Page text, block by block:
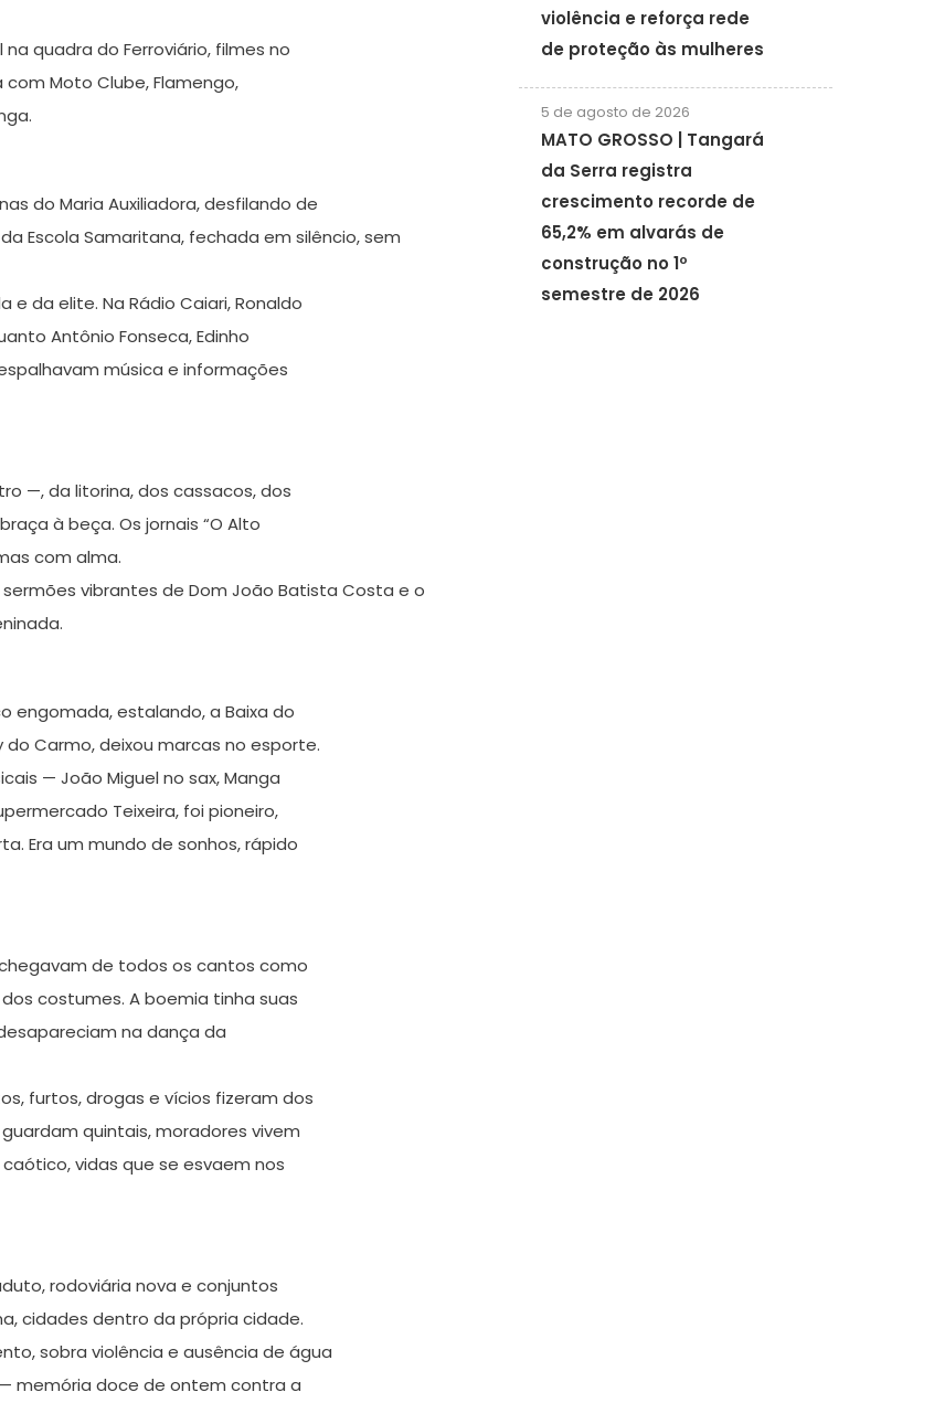
quadra do Ferroviário, filmes no
com Moto Clube, Flamengo,
do Maria Auxiliadora, desfilando de
Escola Samaritana, fechada em silêncio, sem
da elite. Na Rádio Caiari, Ronaldo
Antônio Fonseca, Edinho
música e informações
—, da litorina, dos cassacos, dos
à beça. Os jornais “O Alto
com alma.
vibrantes de Dom João Batista Costa e o
engomada, estalando, a Baixa do
Carmo, deixou marcas no esporte.
— João Miguel no sax, Manga
Teixeira, foi pioneiro,
Era um mundo de sonhos, rápido
de todos os cantos como
costumes. A boemia tinha suas
na dança da
furtos, drogas e vícios fizeram dos
quintais, moradores vivem
vidas que se esvaem nos
rodoviária nova e conjuntos
cidades dentro da própria cidade.
sobra violência e ausência de água
memória doce de ontem contra a
violência e reforça rede
de proteção às mulheres
5 de agosto de 2026
MATO GROSSO | Tangará
da Serra registra
crescimento recorde de
65,2% em alvarás de
construção no 1º
semestre de 2026